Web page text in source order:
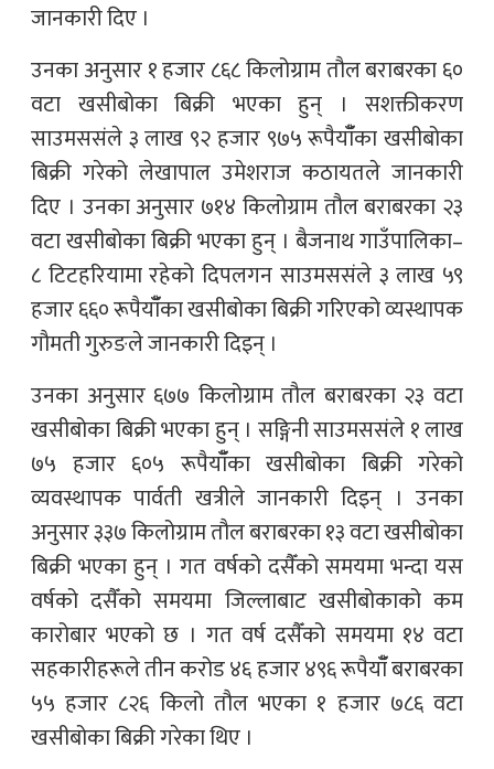
जानकारी दिए ।
उनका अनुसार १ हजार ८६८ किलोग्राम तौल बराबरका ६०
वटा खसीबोका बिक्री भएका हुन् । सशक्तीकरण
साउमससंले ३ लाख ९२ हजार ९७५ रूपैयाँँका खसीबोका
बिक्री गरेको लेखापाल उमेशराज कठायतले जानकारी
दिए । उनका अनुसार ७१४ किलोग्राम तौल बराबरका २३
वटा खसीबोका बिक्री भएका हुन् । बैजनाथ गाउँपालिका–
८ टिटहरियामा रहेको दिपलगन साउमससंले ३ लाख ५९
हजार ६६० रूपैयाँँका खसीबोका बिक्री गरिएको व्यस्थापक
गौमती गुरुङले जानकारी दिइन् ।
उनका अनुसार ६७७ किलोग्राम तौल बराबरका २३ वटा
खसीबोका बिक्री भएका हुन् । सङ्गिनी साउमससंले १ लाख
७५ हजार ६०५ रूपैयाँँका खसीबोका बिक्री गरेको
व्यवस्थापक पार्वती खत्रीले जानकारी दिइन् । उनका
अनुसार ३३७ किलोग्राम तौल बराबरका १३ वटा खसीबोका
बिक्री भएका हुन् । गत वर्षको दसैँको समयमा भन्दा यस
वर्षको दसैँको समयमा जिल्लाबाट खसीबोकाको कम
कारोबार भएको छ । गत वर्ष दसैँको समयमा १४ वटा
सहकारीहरूले तीन करोड ४६ हजार ४९६ रूपैयाँँ बराबरका
५५ हजार ८२६ किलो तौल भएका १ हजार ७८६ वटा
खसीबोका बिक्री गरेका थिए ।